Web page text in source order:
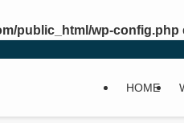
public_html/wp-config.php
HOME